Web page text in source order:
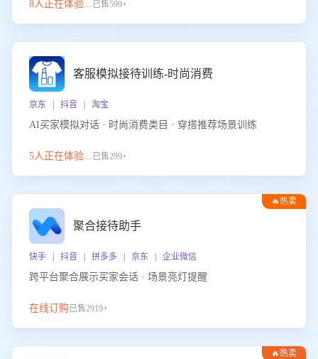
8人正在体验...已售599+
客服模拟接待训练-时尚消费
京东 | 抖音 | 淘宝
AI买家模拟对话 · 时尚消费类目 · 穿搭推荐场景训练
5人正在体验...已售299+
🔥热卖
聚合接待助手
快手 | 抖音 | 拼多多 | 京东 | 企业微信
跨平台聚合展示买家会话 · 场景亮灯提醒
在线订购已售2919+
🔥热卖